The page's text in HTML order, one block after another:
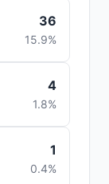
36
15.9%
4
1.8%
1
0.4%